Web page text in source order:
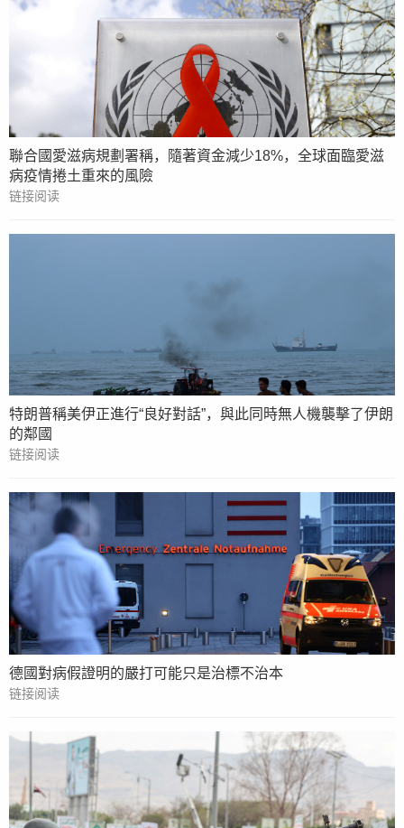
聯合國愛滋病規劃署稱，隨著資金減少18%，全球面臨愛滋
病疫情捲土重來的風險
链接阅读
特朗普稱美伊正進行“良好對話”，與此同時無人機襲擊了伊朗
的鄰國
链接阅读
德國對病假證明的嚴打可能只是治標不治本
链接阅读